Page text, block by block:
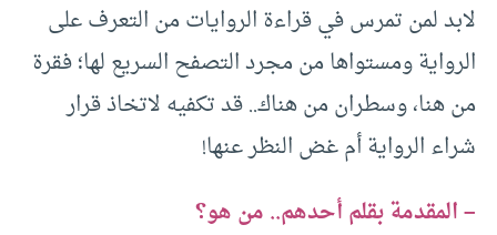
لابد لمن تمرس في قراءة الروايات من التعرف على
الرواية ومستواها من مجرد التصفح السريع لها؛ فقرة
من هنا، وسطران من هناك.. قد تكفيه لاتخاذ قرار
شراء الرواية أم غض النظر عنها!
– المقدمة بقلم أحدهم.. من هو؟